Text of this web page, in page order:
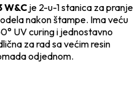
W&C je 2-u-1 stanica za pranje
nakon štampe. Ima veću
UV curing i jednostavno
za rad sa većim resin
odjednom.